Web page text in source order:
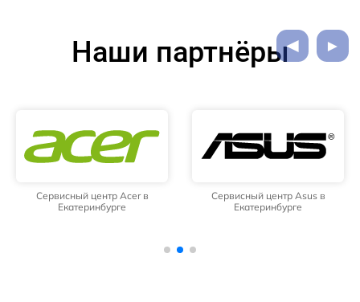
Наши партнёры
Сервисный центр Acer в
Екатеринбурге
Сервисный центр Asus в
Екатеринбурге